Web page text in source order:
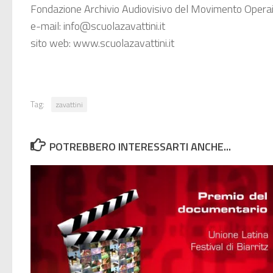
Fondazione Archivio Audiovisivo del Movimento
e-mail: info@scuolazavattini.it
sito web: www.scuolazavattini.it
Tag: zavattini
POTREBBERO INTERESSARTI ANCHE...